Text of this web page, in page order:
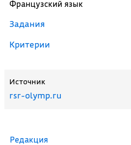
Французский язык
Задания
Критерии
Источник
rsr-olymp.ru
Редакция